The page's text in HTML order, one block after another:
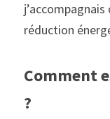
réduction
Comment
?